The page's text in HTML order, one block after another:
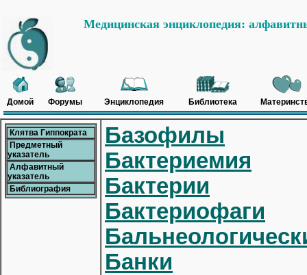
Медицинская энциклопедия:
Домой Форумы Энциклопедия Библиотека
Клятва Гиппократа
Предметный
указатель
Алфавитный
указатель
Библиография
Базофилы
Бактериемия
Бактерии
Бактериофаги
Банки